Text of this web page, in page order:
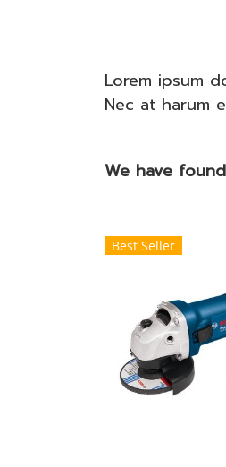
Lorem ipsum
Nec at harum
We have
Best Seller